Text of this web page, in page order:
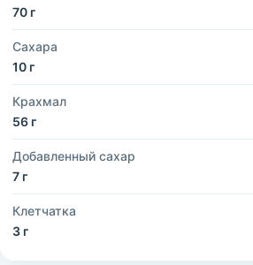
70 г
Сахара
10 г
Крахмал
56 г
Добавленный сахар
7 г
Клетчатка
3 г